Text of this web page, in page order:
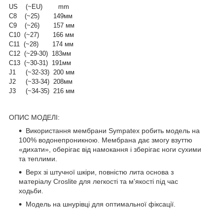
US (~EU) mm
C8 (~25) 149мм
C9 (~26) 157 мм
C10 (~27) 166 мм
C11 (~28) 174 мм
C12 (~29-30) 183мм
C13 (~30-31) 191мм
J1 (~32-33) 200 мм
J2 (~33-34) 208мм
J3 (~34-35) 216 мм
ОПИС МОДЕЛІ:
Використання мембрани Sympatex робить модель на
100% водонепроникною. Мембрана дає змогу взуттю
«дихати», оберігає від намокання і зберігає ноги сухими
та теплими.
Верх зі штучної шкіри, повністю лита основа з
матеріалу Croslite для легкості та м'якості під час
ходьби.
Модель на шнурівці для оптимальної фіксації.